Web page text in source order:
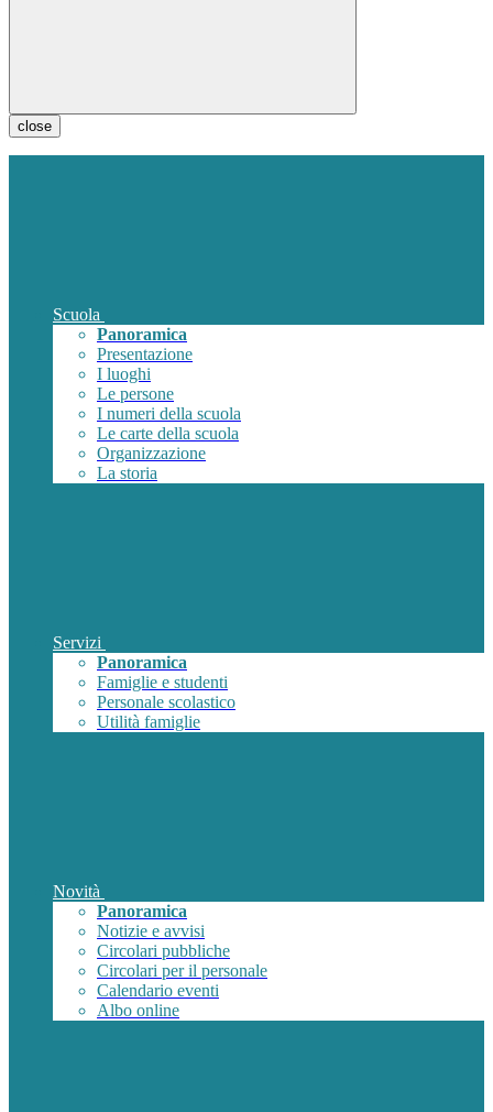
close
Scuola
Panoramica
Presentazione
I luoghi
Le persone
I numeri della scuola
Le carte della scuola
Organizzazione
La storia
Servizi
Panoramica
Famiglie e studenti
Personale scolastico
Utilità famiglie
Novità
Panoramica
Notizie e avvisi
Circolari pubbliche
Circolari per il personale
Calendario eventi
Albo online